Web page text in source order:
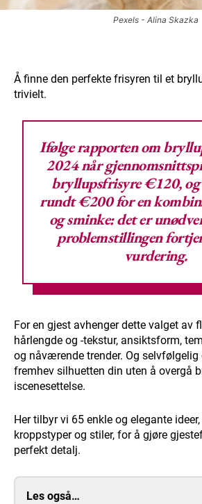
Pexels - Alina Skazka
Å finne den perfekte frisyren til et
trivielt.
Ifølgerapporten om
2024når
bryllupsfrisyre €120,
rundt €200 for en
og sminke: det er
problemstillingen
vurdering.
For en gjest avhenger dette valget av
hårlengde og -tekstur, ansiktsform,
og nåværende trender. Og selvfølgelig
fremhev silhuetten din uten å overgå
iscenesettelse.
Her tilbyr vi 65 enkle og elegante
kroppstyper og stiler, for å gjøre
perfekt detalj.
Les også…